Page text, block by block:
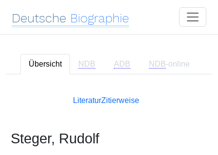
Deutsche Biographie
Übersicht NDB ADB NDB-online
LiteraturZitierweise
Steger, Rudolf